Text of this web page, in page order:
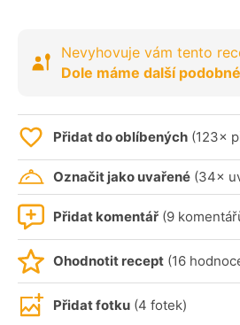
Nevyhovuje vám tento
Dole máme další
Přidat do oblíbených (123×
Označit jako uvařené (34×
Přidat komentář (9
Ohodnotit recept (16
Přidat fotku (4 fotek)